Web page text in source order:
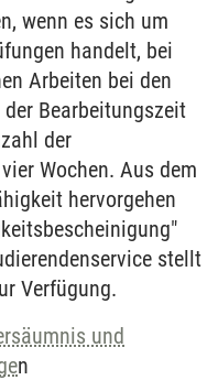
wenn es sich um
handelt, bei
Arbeiten bei den
Bearbeitungszeit
der
Wochen. Aus dem
hervorgehen
stellt
Verfügung.
und
n